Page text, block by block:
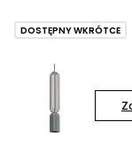
DOSTĘPNY WKRÓTCE